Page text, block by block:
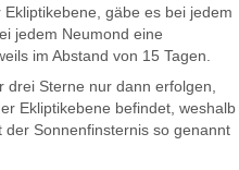
gäbe es bei jedem
jedem Neumond eine
im Abstand von 15 Tagen.
drei Sterne nur dann erfolgen,
Ekliptikebene befindet, weshalb
Sonnenfinsternis so genannt